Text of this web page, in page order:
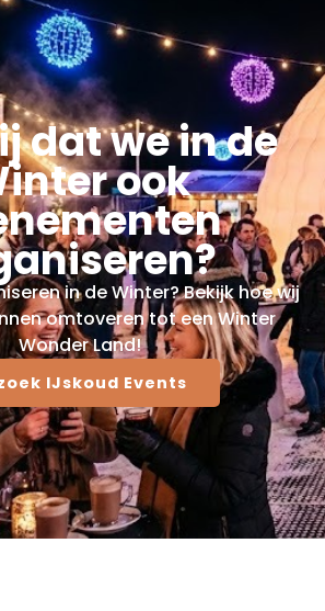
dat we in de
ook
in de Winter? Bekijk hoe wij
omtoveren tot een Winter
Wonder Land!
IJskoud Events